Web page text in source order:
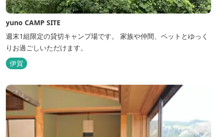
yuno CAMP SITE
週末1組限定の貸切キャンプ場です。 家族や仲間、ペットとゆっく
りお過ごしいただけます。
伊賀